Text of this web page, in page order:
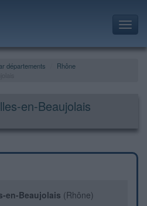
départements
Rhône
en-Beaujolais
en-Beaujolais (Rhône)